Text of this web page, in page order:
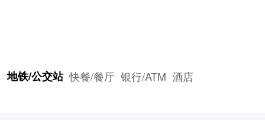
地铁/公交站 快餐/餐厅 银行/ATM 酒店